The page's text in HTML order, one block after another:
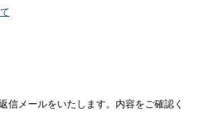
信メールをいたします。内容をご確認く